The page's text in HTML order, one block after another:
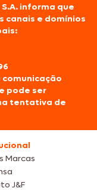
informa que
canais e domínios
pode ser
tentativa de
Marcas
J&F